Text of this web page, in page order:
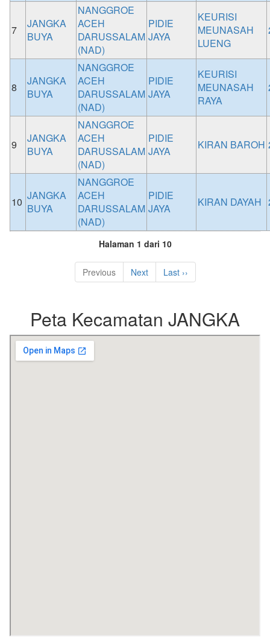
7
JANGKA
BUYA
NANGGROE
ACEH
DARUSSALAM
(NAD)
PIDIE
JAYA
KEURISI
MEUNASAH
LUENG
8
JANGKA
BUYA
NANGGROE
ACEH
DARUSSALAM
(NAD)
PIDIE
JAYA
KEURISI
MEUNASAH
RAYA
9
JANGKA
BUYA
NANGGROE
ACEH
DARUSSALAM
(NAD)
PIDIE
JAYA
KIRAN BAROH
10 JANGKA
BUYA
NANGGROE
ACEH
DARUSSALAM
(NAD)
PIDIE
JAYA
KIRAN DAYAH
Halaman 1 dari 10
Previous Next Last ››
Peta Kecamatan JANGKA